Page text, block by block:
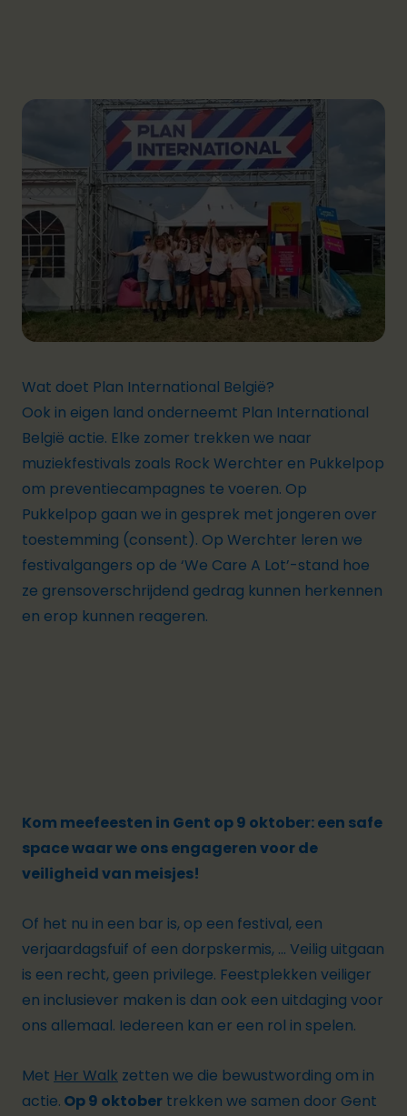
Wat doet Plan International België?
Ook in eigen land onderneemt Plan International
België actie. Elke zomer trekken we naar
muziekfestivals zoals Rock Werchter en Pukkelpop
om preventiecampagnes te voeren. Op
Pukkelpop gaan we in gesprek met jongeren over
toestemming (consent). Op Werchter leren we
festivalgangers op de ‘We Care A Lot’-stand hoe
ze grensoverschrijdend gedrag kunnen herkennen
en erop kunnen reageren.
Kom meefeesten in Gent op 9 oktober: een safe
space waar we ons engageren voor de
veiligheid van meisjes!
Of het nu in een bar is, op een festival, een
verjaardagsfuif of een dorpskermis, ... Veilig uitgaan
is een recht, geen privilege. Feestplekken veiliger
en inclusiever maken is dan ook een uitdaging voor
ons allemaal. Iedereen kan er een rol in spelen.
Met Her Walk zetten we die bewustwording om in
actie. Op 9 oktober trekken we samen door Gent